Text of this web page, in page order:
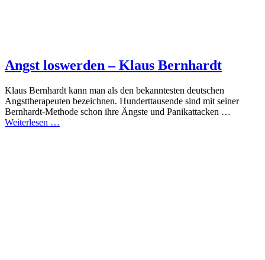
Angst loswerden – Klaus Bernhardt
Klaus Bernhardt kann man als den bekanntesten deutschen
Angsttherapeuten bezeichnen. Hunderttausende sind mit seiner
Bernhardt-Methode schon ihre Ängste und Panikattacken …
Weiterlesen …